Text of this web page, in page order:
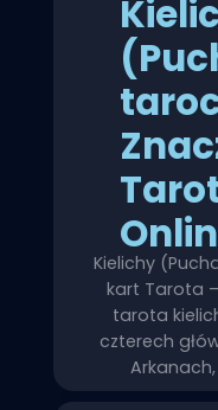
Kielichy
kart Tarota
tarota
czterech